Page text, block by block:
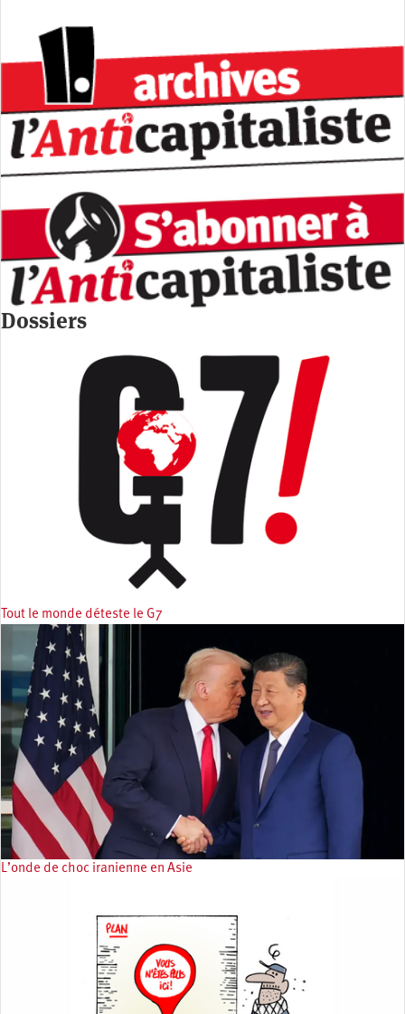
Dossiers
Tout le monde déteste le G7
L’onde de choc iranienne en Asie